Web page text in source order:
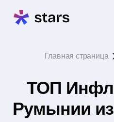
Главная страница
ТОП
Румынии